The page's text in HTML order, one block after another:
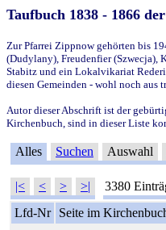
Taufbuch 1838 - 1866
Zur Pfarrei Zippnow gehörten bis
(Dudylany), Freudenfier (Szwecja),
Stabitz und ein Lokalvikariat
diesen Gemeinden - wohl noch aus
Autor dieser Abschrift ist der
Kirchenbuch, sind in dieser Liste
Alles Suchen Auswahl
|< < > >| 3380
Lfd-Nr
Seite im